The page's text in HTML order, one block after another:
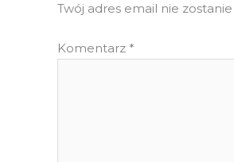
Twój adres email nie
Komentarz *